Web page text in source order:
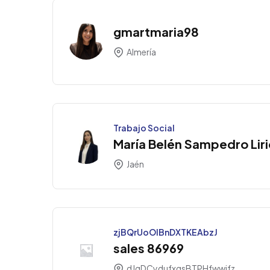
gmartmaria98
Almería
Trabajo Social
María Belén Sampedro
Jaén
zjBQrUoOlBnDXTKEAbzJ
sales 86969